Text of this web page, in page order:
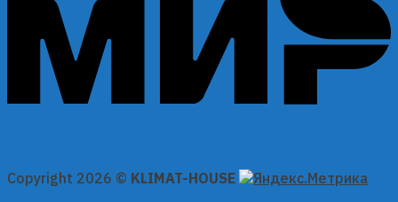
Copyright 2026 © KLIMAT-HOUSE